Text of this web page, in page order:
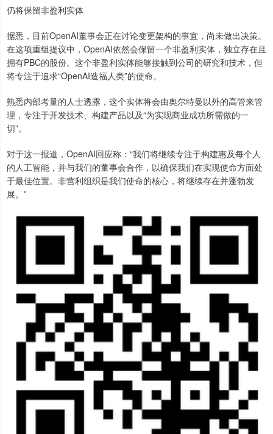
仍将保留非盈利实体
据悉，目前OpenAI董事会正在讨论变更架构的事宜，尚未做出决策。
在这项重组提议中，OpenAI依然会保留一个非盈利实体，独立存在且
拥有PBC的股份。这个非盈利实体能够接触到公司的研究和技术，但
将专注于追求“OpenAI造福人类”的使命。
熟悉内部考量的人士透露，这个实体将会由奥尔特曼以外的高管来管
理，专注于开发技术、构建产品以及“为实现商业成功所需做的一
切”。
对于这一报道，OpenAI回应称：“我们将继续专注于构建惠及每个人
的人工智能，并与我们的董事会合作，以确保我们在实现使命方面处
于最佳位置。非营利组织是我们使命的核心，将继续存在并蓬勃发
展。”